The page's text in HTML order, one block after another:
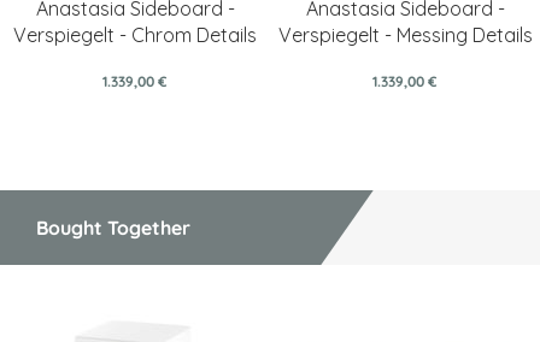
Anastasia Sideboard -
Verspiegelt - Chrom Details
1.339,00 €
Anastasia Sideboard -
Verspiegelt - Messing Details
1.339,00 €
Bought Together